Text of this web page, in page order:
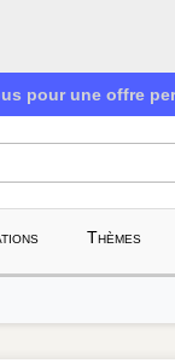
pour une offre
Thèmes